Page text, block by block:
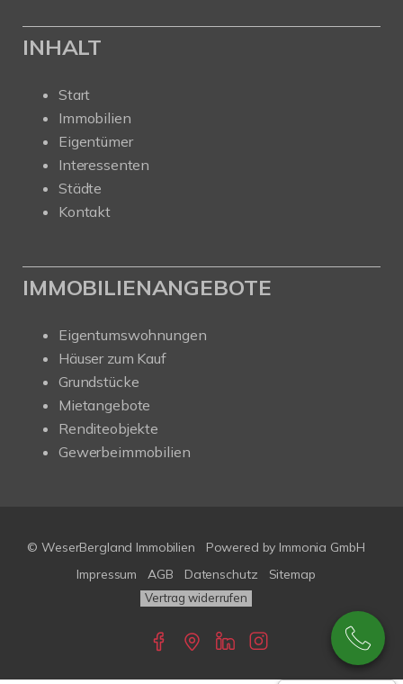
INHALT
Start
Immobilien
Eigentümer
Interessenten
Städte
Kontakt
IMMOBILIENANGEBOTE
Eigentumswohnungen
Häuser zum Kauf
Grundstücke
Mietangebote
Renditeobjekte
Gewerbeimmobilien
© WeserBergland Immobilien Powered by Immonia GmbH
Impressum
AGB Datenschutz Sitemap
Vertrag widerrufen